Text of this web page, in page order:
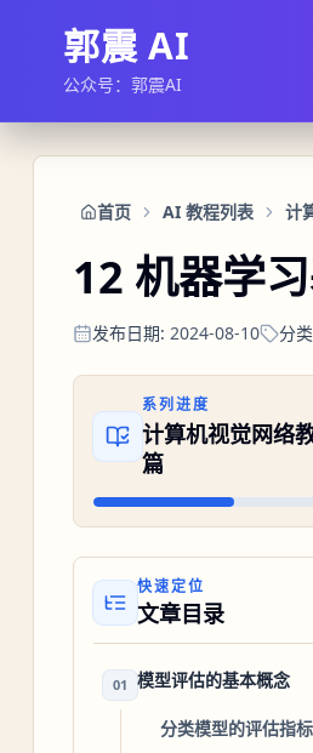
郭震 AI
公众号：郭震AI
首页 AI 教程列表 计
12 机器学
发布日期: 2024-08-10 分类
系列进度
计算机视觉网络
篇
快速定位
文章目录
01 模型评估的基本概念
分类模型的评估指标